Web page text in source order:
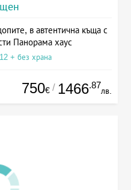
в автентична къща с
Панорама хаус
+ без храна
750€ / 1466.87
лв.